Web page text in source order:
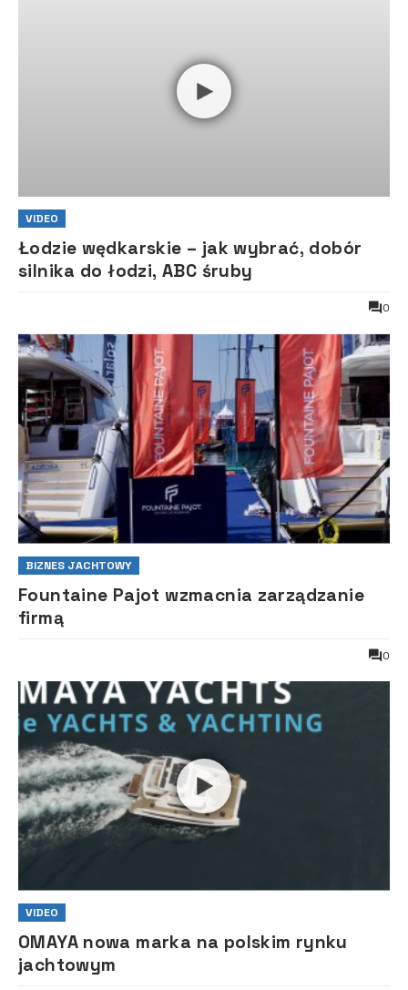
VIDEO
Łodzie wędkarskie – jak wybrać, dobór
silnika do łodzi, ABC śruby
0
BIZNES JACHTOWY
Fountaine Pajot wzmacnia zarządzanie
firmą
0
VIDEO
OMAYA nowa marka na polskim rynku
jachtowym